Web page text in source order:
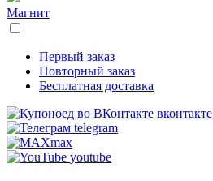
Магнит
Первый заказ
Повторный заказ
Бесплатная доставка
вконтакте
telegram
max
youtube